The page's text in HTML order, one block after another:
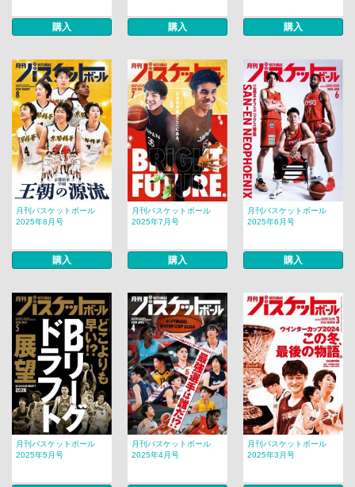
購入 購入 購入
月刊バスケットボール
2025年8月号
購入
月刊バスケットボール
2025年7月号
購入
月刊バスケットボール
2025年6月号
購入
月刊バスケットボール
2025年5月号
月刊バスケットボール
2025年4月号
月刊バスケットボール
2025年3月号